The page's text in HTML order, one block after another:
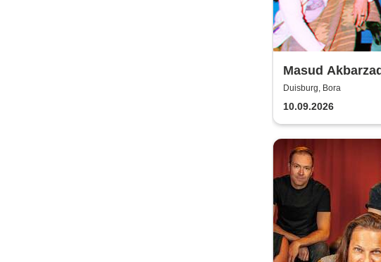
Masud
Tour 2026
Duisburg, Bora
10.09.2026